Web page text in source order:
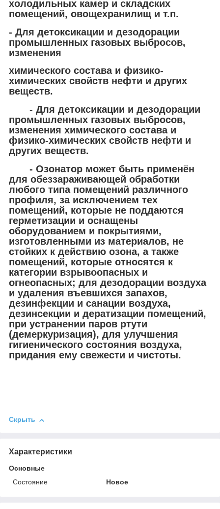
холодильных камер и складских
помещений, овощехранилищ и т.п.
- Для детоксикации и дезодорации
промышленных газовых выбросов,
изменения
химического состава и физико-
химических свойств нефти и других
веществ.
- Для детоксикации и дезодорации
промышленных газовых выбросов,
изменения химического состава и
физико-химических свойств нефти и
других веществ.
- Озонатор может быть применён
для обеззараживающей обработки
любого типа помещений различного
профиля, за исключением тех
помещений, которые не поддаются
герметизации и оснащены
оборудованием и покрытиями,
изготовленными из материалов, не
стойких к действию озона, а также
помещений, которые относятся к
категории взрывоопасных и
огнеопасных; для дезодорации воздуха
и удаления въевшихся запахов,
дезинфекции и санации воздуха,
дезинсекции и дератизации помещений,
при устранении паров ртути
(демеркуризация), для улучшения
гигиенического состояния воздуха,
придания ему свежести и чистоты.
Скрыть
Характеристики
Основные
Состояние
Новое